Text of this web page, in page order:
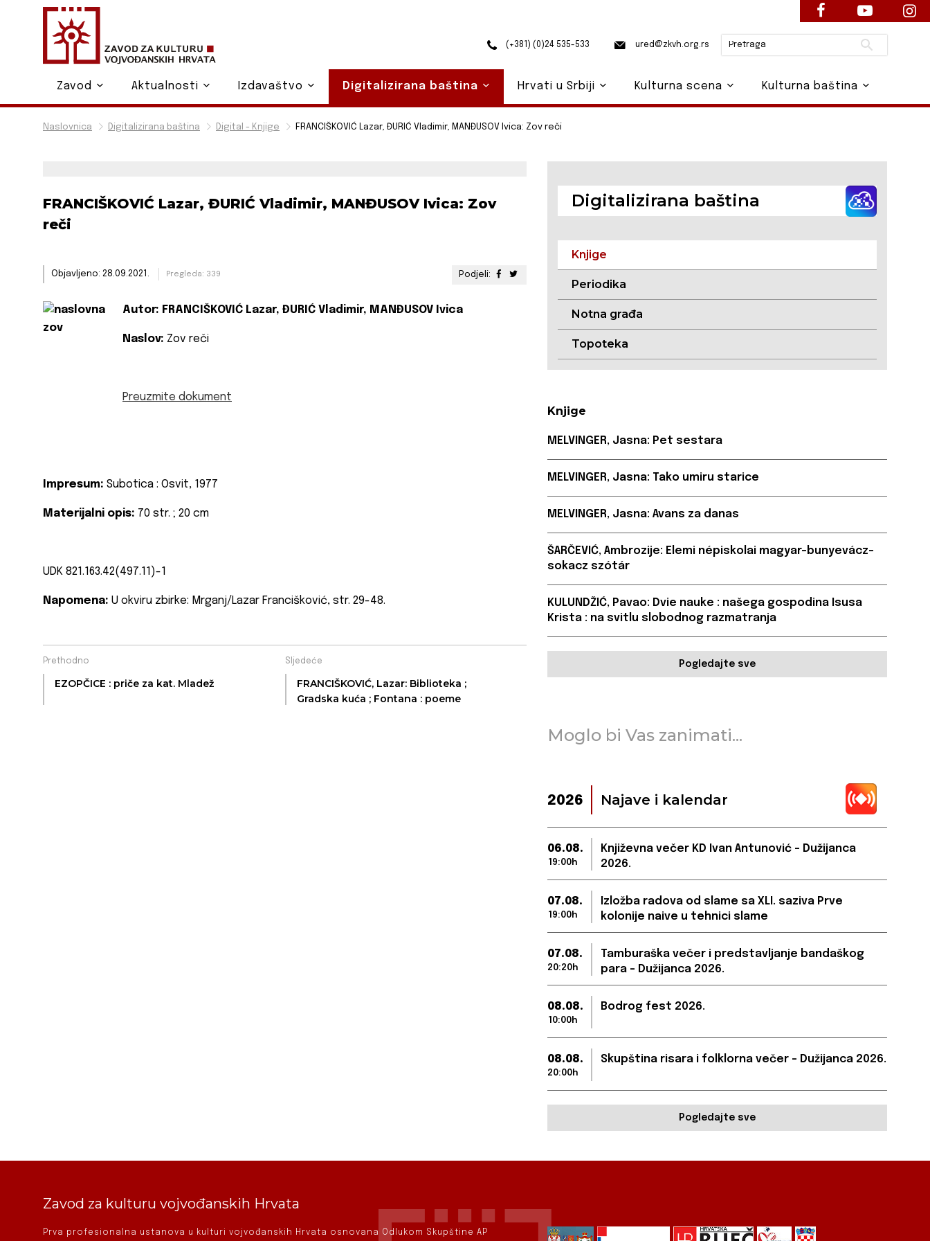
Naslovnica Digitalizirana baština Digital - Knjige FRANCIŠKOVIĆ Lazar, ĐURIĆ Vladimir, MANĐUSOV Ivica: Zov reči
FRANCIŠKOVIĆ Lazar, ĐURIĆ Vladimir, MANĐUSOV Ivica: Zov
reči
Podjeli:
Objavljeno: 28.09.2021. Pregleda: 339
Autor: FRANCIŠKOVIĆ Lazar, ĐURIĆ Vladimir, MANĐUSOV Ivica
Naslov: Zov reči
Preuzmite dokument
Impresum: Subotica : Osvit, 1977
Materijalni opis: 70 str. ; 20 cm
UDK 821.163.42(497.11)-1
Napomena: U okviru zbirke: Mrganj/Lazar Francišković, str. 29-48.
Prethodno
EZOPČICE : priče za kat. Mladež
Sljedeće
FRANCIŠKOVIĆ, Lazar: Biblioteka ;
Gradska kuća ; Fontana : poeme
Digitalizirana baština
Knjige
Periodika
Notna građa
Topoteka
Knjige
MELVINGER, Jasna: Pet sestara
MELVINGER, Jasna: Tako umiru starice
MELVINGER, Jasna: Avans za danas
ŠARČEVIĆ, Ambrozije: Elemi népiskolai magyar-bunyevácz-
sokacz szótár
KULUNDŽIĆ, Pavao: Dvie nauke : našega gospodina Isusa
Krista : na svitlu slobodnog razmatranja
Pogledajte sve
Moglo bi Vas zanimati...
2026 Najave i kalendar
06.08.
19:00h
Književna večer KD Ivan Antunović – Dužijanca
2026.
07.08.
19:00h
Izložba radova od slame sa XLI. saziva Prve
kolonije naive u tehnici slame
07.08.
20:20h
Tamburaška večer i predstavljanje bandaškog
para – Dužijanca 2026.
08.08.
10:00h
Bodrog fest 2026.
08.08.
20:00h
Skupština risara i folklorna večer – Dužijanca 2026.
Pogledajte sve
Zavod za kulturu vojvođanskih Hrvata
Prva profesionalna ustanova u kulturi vojvođanskih Hrvata osnovana Odlukom Skupštine AP
(+381) (0)24 535-533 ured@zkvh.org.rs Pretraži
Zavod Aktualnosti Izdavaštvo Digitalizirana baština Hrvati u Srbiji Kulturna scena Kulturna baština